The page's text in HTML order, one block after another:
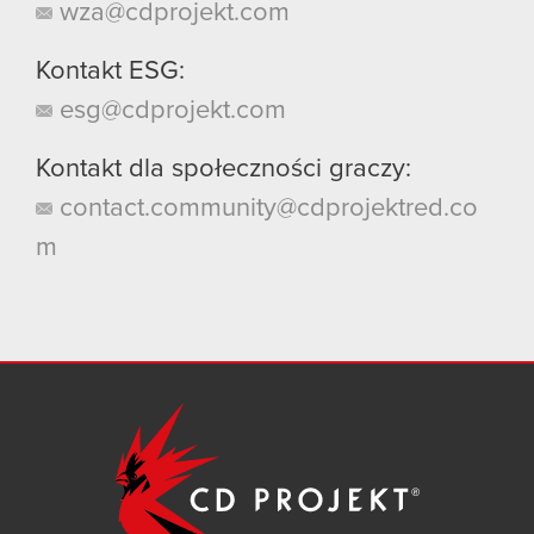
wza@cdprojekt.com
Kontakt ESG:
esg@cdprojekt.com
Kontakt dla społeczności graczy:
contact.community@cdprojektred.co
m